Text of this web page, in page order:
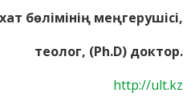
бөлімінің меңгерушісі,
теолог, (Ph.D) доктор.
http://ult.kz